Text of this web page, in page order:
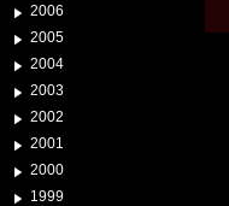
2006
2005
2004
2003
2002
2001
2000
1999